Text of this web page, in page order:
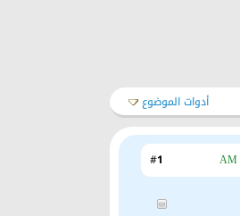
أدوات الموضوع
1